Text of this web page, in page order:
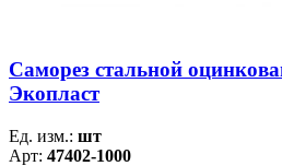
Саморез стальной
Экопласт
Ед. изм.: шт
Арт: 47402-1000